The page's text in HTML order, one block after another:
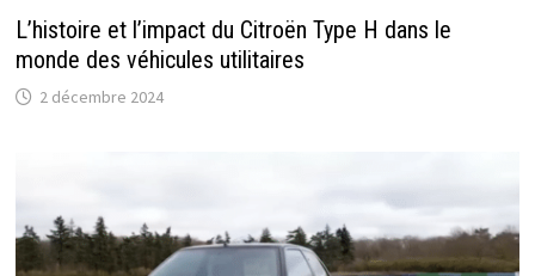
L’histoire et l’impact du Citroën Type H dans le
monde des véhicules utilitaires
2 décembre 2024